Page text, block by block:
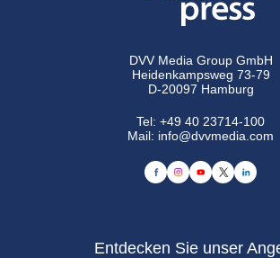
DVV Media Group GmbH
Heidenkampsweg 73-79
D-20097 Hamburg
Tel:+49 40 23714-100
Mail: info@dvvmedia.com
Entdecken Sie unser